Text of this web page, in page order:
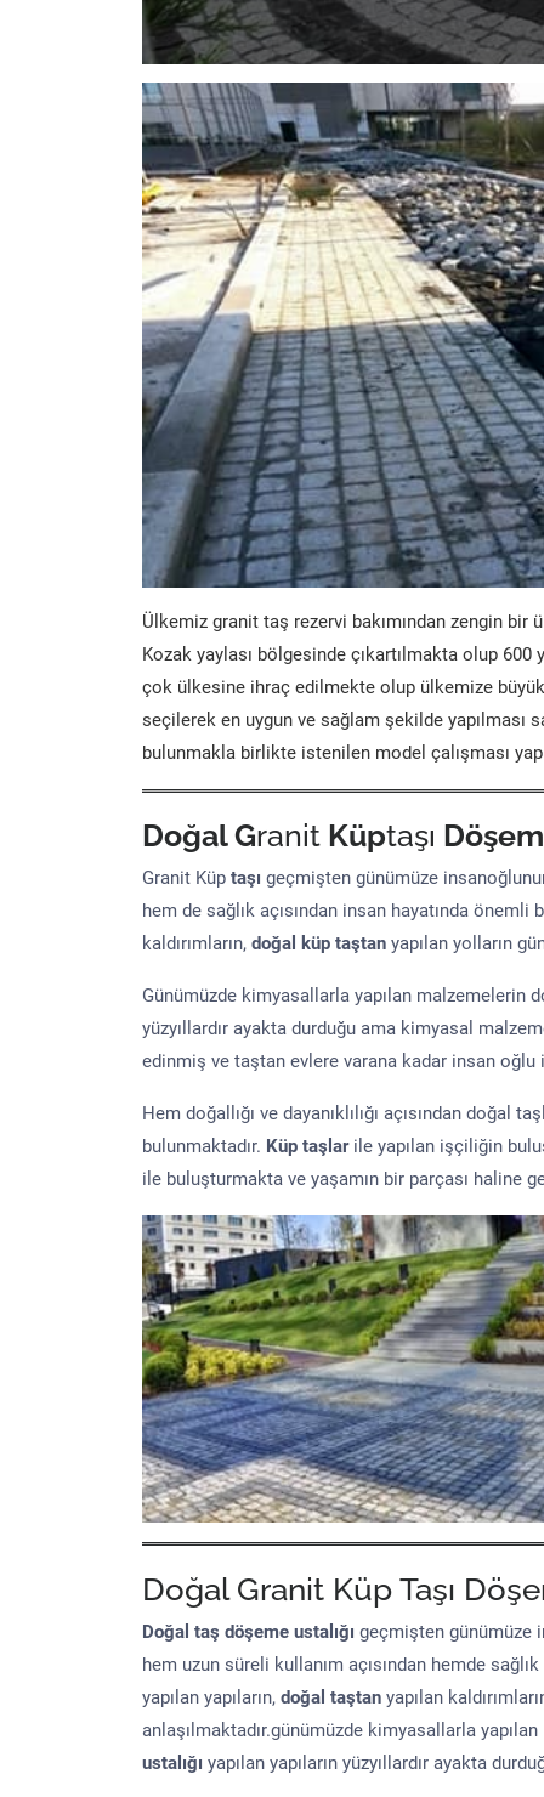
Ülkemiz granit taş rezervi bakımından zengin bir
Kozak yaylası bölgesinde çıkartılmakta olup
çok ülkesine ihraç edilmekte olup ülkemize
seçilerek en uygun ve sağlam şekilde yapılması
bulunmakla birlikte istenilen model çalışması
Doğal Granit Küptaşı
Granit Küp taşı geçmişten günümüze
hem de sağlık açısından insan hayatında
kaldırımların, doğal küp taştan yapılan yolların
Günümüzde kimyasallarla yapılan malzemelerin
yüzyıllardır ayakta durduğu ama kimyasal
edinmiş ve taştan evlere varana kadar insan oğlu
Hem doğallığı ve dayanıklılığı açısından
bulunmaktadır. Küp taşlarile yapılan işçiliğin
ile buluşturmakta ve yaşamın bir parçası haline
Doğal Granit Küp Taşı
Doğal taş döşeme ustalığı geçmişten günümüze
hem uzun süreli kullanım açısından hemde
yapılan yapıların, doğal taştan yapılan
anlaşılmaktadır.günümüzde kimyasallarla
ustalığı yapılan yapıların yüzyıllardır ayakta